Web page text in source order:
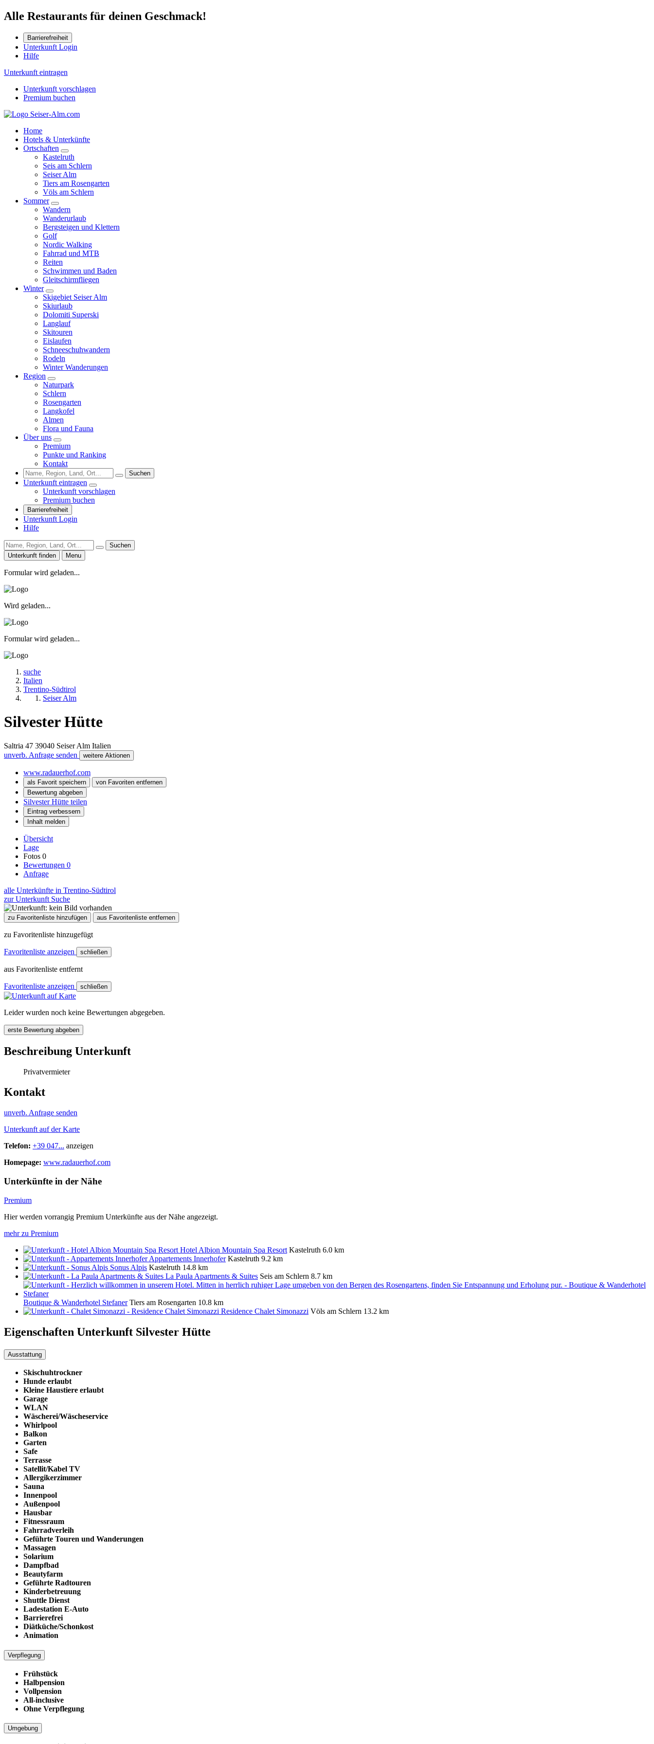
Alle Restaurants für deinen Geschmack!
Barrierefreiheit
Unterkunft Login
Hilfe
Unterkunft eintragen
Unterkunft vorschlagen
Premium buchen
Home
Hotels & Unterkünfte
Ortschaften
Kastelruth
Seis am Schlern
Seiser Alm
Tiers am Rosengarten
Völs am Schlern
Sommer
Wandern
Wanderurlaub
Bergsteigen und Klettern
Golf
Nordic Walking
Fahrrad und MTB
Reiten
Schwimmen und Baden
Gleitschirmfliegen
Winter
Skigebiet Seiser Alm
Skiurlaub
Dolomiti Superski
Langlauf
Skitouren
Eislaufen
Schneeschuhwandern
Rodeln
Winter Wanderungen
Region
Naturpark
Schlern
Rosengarten
Langkofel
Almen
Flora und Fauna
Über uns
Premium
Punkte und Ranking
Kontakt
Suchen
Unterkunft eintragen
Unterkunft vorschlagen
Premium buchen
Barrierefreiheit
Unterkunft Login
Hilfe
Suchen
Unterkunft finden
Menu
Formular wird geladen...
Wird geladen...
Formular wird geladen...
suche
Italien
Trentino-Südtirol
Seiser Alm
Silvester Hütte
Saltria 47 39040 Seiser Alm Italien
unverb. Anfrage senden
weitere Aktionen
www.radauerhof.com
als Favorit speichern
von Favoriten entfernen
Bewertung abgeben
Silvester Hütte teilen
Eintrag verbessern
Inhalt melden
Übersicht
Lage
Fotos 0
Bewertungen 0
Anfrage
alle Unterkünfte in Trentino-Südtirol
zur Unterkunft Suche
zu Favoritenliste hinzufügen aus Favoritenliste entfernen
zu Favoritenliste hinzugefügt
Favoritenliste anzeigen schließen
aus Favoritenliste entfernt
Favoritenliste anzeigen schließen
Leider wurden noch keine Bewertungen abgegeben.
erste Bewertung abgeben
Beschreibung Unterkunft
Privatvermieter
Kontakt
unverb. Anfrage senden
Unterkunft auf der Karte
Telefon: +39 047... anzeigen
Homepage: www.radauerhof.com
Unterkünfte in der Nähe
Premium
Hier werden vorrangig Premium Unterkünfte aus der Nähe angezeigt.
mehr zu Premium
Hotel Albion Mountain Spa Resort Kastelruth 6.0 km
Appartements Innerhofer Kastelruth 9.2 km
Sonus Alpis Kastelruth 14.8 km
La Paula Apartments & Suites Seis am Schlern 8.7 km
Boutique & Wanderhotel Stefaner Tiers am Rosengarten 10.8 km
Residence Chalet Simonazzi Völs am Schlern 13.2 km
Eigenschaften Unterkunft Silvester Hütte
Ausstattung
Skischuhtrockner
Hunde erlaubt
Kleine Haustiere erlaubt
Garage
WLAN
Wäscherei/Wäscheservice
Whirlpool
Balkon
Garten
Safe
Terrasse
Satellit/Kabel TV
Allergikerzimmer
Sauna
Innenpool
Außenpool
Hausbar
Fitnessraum
Fahrradverleih
Geführte Touren und Wanderungen
Massagen
Solarium
Dampfbad
Beautyfarm
Geführte Radtouren
Kinderbetreuung
Shuttle Dienst
Ladestation E-Auto
Barrierefrei
Diätküche/Schonkost
Animation
Verpflegung
Frühstück
Halbpension
Vollpension
All-inclusive
Ohne Verpflegung
Umgebung